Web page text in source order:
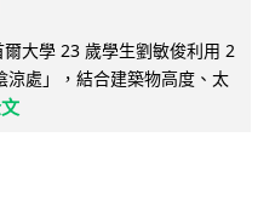
爾大學 23 歲學生劉敏俊利用 2
處」，結合建築物高度、太